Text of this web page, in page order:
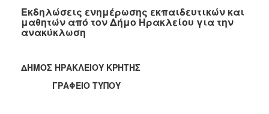
2022
Εκδηλώσεις ενημέρωσης εκπαιδευτικών και
μαθητών από τον Δήμο Ηρακλείου για την
ανακύκλωση
ΔΗΜΟΣ ΗΡΑΚΛΕΙΟΥ ΚΡΗΤΗΣ
ΓΡΑΦΕΙΟ ΤΥΠΟΥ